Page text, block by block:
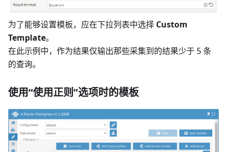
为了能够设置模板，应在下拉列表中选择 Custom
Template。
在此示例中，作为结果仅输出那些采集到的结果少于 5 条
的查询。
使用“使用正则”选项时的模板